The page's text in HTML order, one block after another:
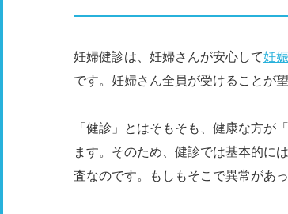
妊婦健診は、妊婦さんが安心して妊娠
です。妊婦さん全員が受けることが
「健診」とはそもそも、健康な方が
ます。そのため、健診では基本的に
査なのです。もしもそこで異常があ